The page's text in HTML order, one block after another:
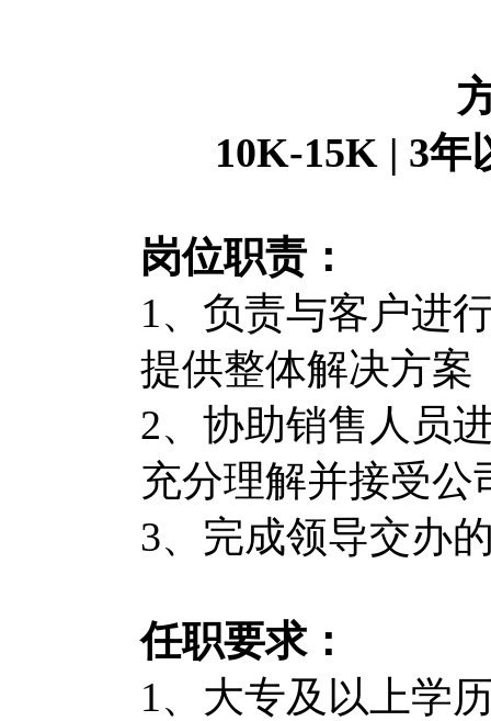
10K-15K | 3年
岗位职责：
1、负责与客户进
提供整体解决方案
2、协助销售人员
充分理解并接受公
3、完成领导交办
任职要求：
1、大专及以上学